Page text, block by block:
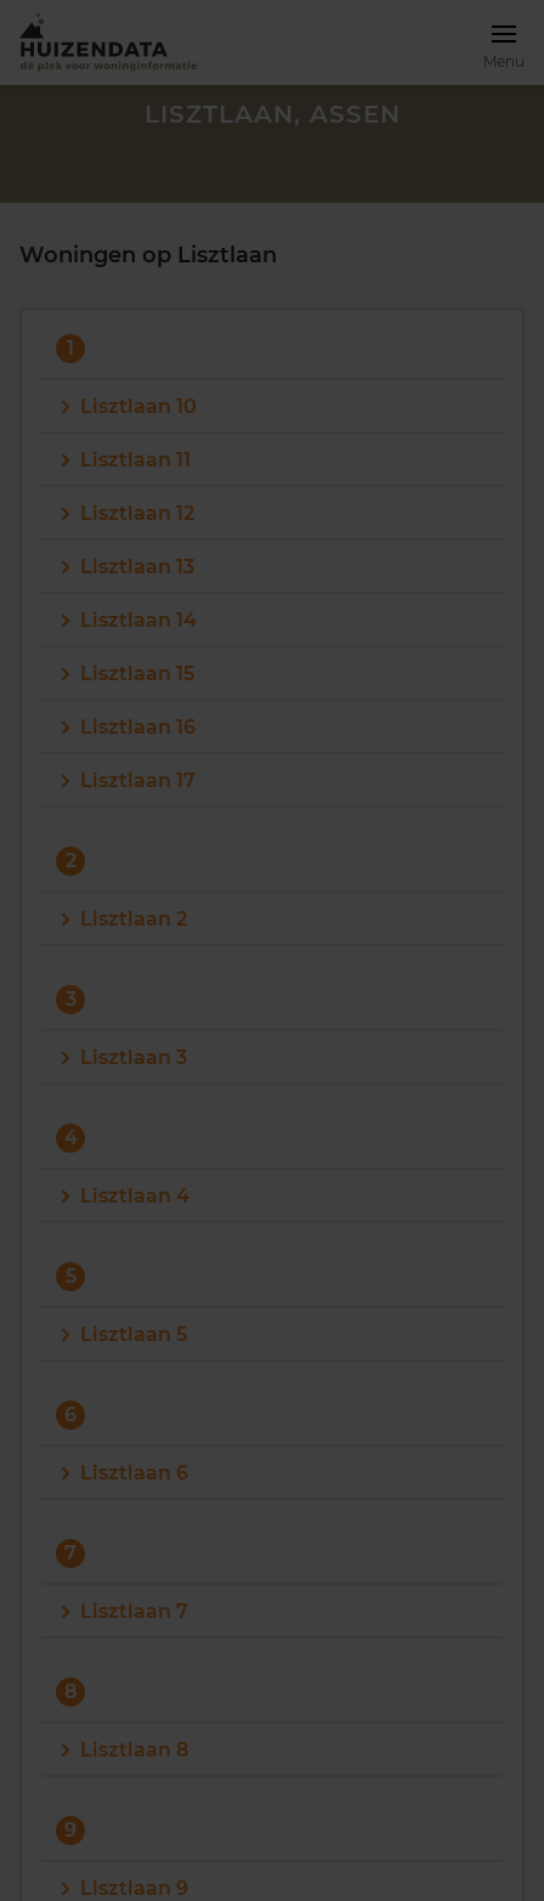
Menu
Maandag t/m vrijdag - 08:00 -18:00
LISZTLAAN, ASSEN
Woningen op Lisztlaan
1
Lisztlaan 10
Lisztlaan 11
Lisztlaan 12
Lisztlaan 13
Lisztlaan 14
Lisztlaan 15
Lisztlaan 16
Lisztlaan 17
2
Lisztlaan 2
3
Lisztlaan 3
4
Lisztlaan 4
5
Lisztlaan 5
6
Lisztlaan 6
7
Lisztlaan 7
8
Lisztlaan 8
9
Lisztlaan 9